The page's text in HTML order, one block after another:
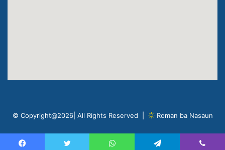
© Copyright@2026| All Rights Reserved | Roman ba Nasaun